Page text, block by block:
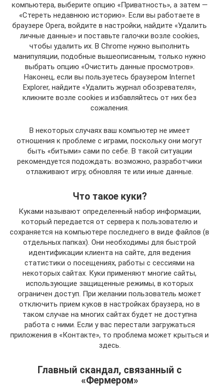
компьютера, выберите опцию «Приватность», а затем —
«Стереть недавнюю историю». Если вы работаете в
браузере Opera, войдите в настройки, найдите «Удалить
личные данные» и поставьте галочки возле cookies,
чтобы удалить их. В Chrome нужно выполнить
манипуляции, подобные вышеописанным, только нужно
выбрать опцию «Очистить данные просмотров».
Наконец, если вы пользуетесь браузером Internet
Explorer, найдите «Удалить журнал обозревателя»,
кликните возле cookies и избавляйтесь от них без
сожаления.
В некоторых случаях ваш компьютер не имеет
отношения к проблеме с играми, поскольку они могут
быть «битыми» сами по себе. В такой ситуации
рекомендуется подождать: возможно, разработчики
отлаживают игру, обновляя те или иные данные.
Что такое куки?
Куками называют определенный набор информации,
который передается от сервера к пользователю и
сохраняется на компьютере последнего в виде файлов (в
отдельных папках). Они необходимы для быстрой
идентификации клиента на сайте, для ведения
статистики о посещениях, работы с сессиями на
некоторых сайтах. Куки применяют многие сайты,
использующие защищенные режимы, в которых
ограничен доступ. При желании пользователь может
отключить прием куков в настройках браузера, но в
таком случае на многих сайтах будет не доступна
работа с ними. Если у вас перестали загружаться
приложения в «Контакте», то проблема может крыться и
здесь.
Главный скандал, связанный с
«Фермером»